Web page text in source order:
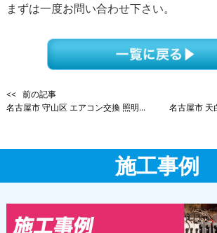
まずは一度お問い合わせ下さい。
<< 前の記事
名古屋市 守山区 エアコン交換 照明...
名古屋市 天
施工事例